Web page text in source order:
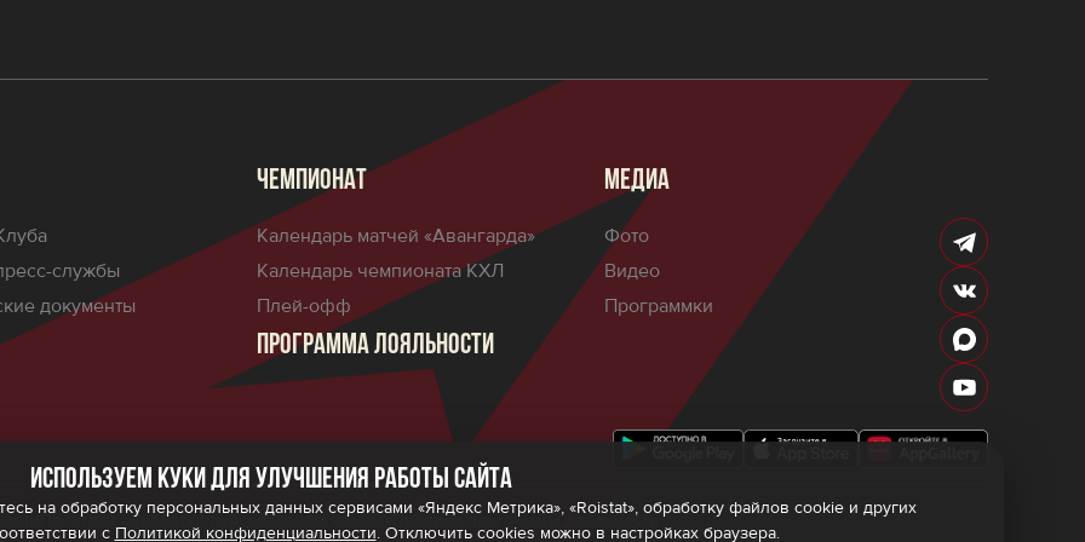
службы
документы
ЧЕМПИОНАТ
Календарь матчей «Авангарда»
Календарь чемпионата КХЛ
Плей-офф
ПРОГРАММА ЛОЯЛЬНОСТИ
МЕДИА
Фото
Видео
Программки
Политика обработки персональных данныхПравила программы лояльности
Используем куки для улучшения работы сайта
на обработку персональных данных сервисами «Яндекс Метрика», «Roistat», обработку файлов cookie и других
с Политикой конфиденциальности. Отключить cookies можно в настройках браузера.